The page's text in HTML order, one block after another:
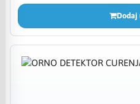
Dodaj